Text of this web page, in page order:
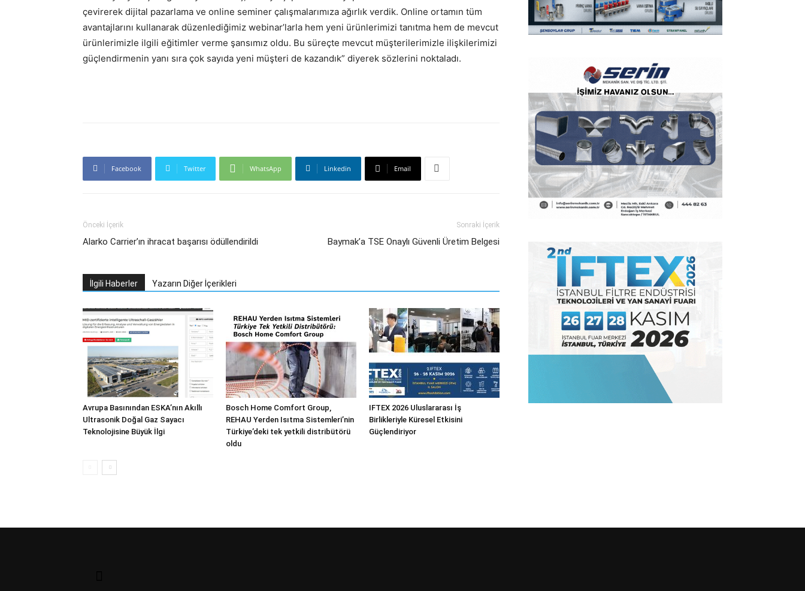
çevirerek dijital pazarlama ve online seminer çalışmalarımıza ağırlık verdik. Online ortamın tüm
avantajlarını kullanarak düzenlediğimiz webinar’larla hem yeni ürünlerimizi tanıtma hem de mevcut
ürünlerimizle ilgili eğitimler verme şansımız oldu. Bu süreçte mevcut müşterilerimizle ilişkilerimizi
güçlendirmenin yanı sıra çok sayıda yeni müşteri de kazandık” diyerek sözlerini noktaladı.
Facebook Twitter WhatsApp Linkedin Email
Önceki İçerik
Alarko Carrier’ın ihracat başarısı ödüllendirildi
Sonraki İçerik
Baymak’a TSE Onaylı Güvenli Üretim Belgesi
İlgili Haberler Yazarın Diğer İçerikleri
Avrupa Basınından ESKA’nın Akıllı
Ultrasonik Doğal Gaz Sayacı
Teknolojisine Büyük İlgi
Bosch Home Comfort Group,
REHAU Yerden Isıtma Sistemleri’nin
Türkiye’deki tek yetkili distribütörü
oldu
IFTEX 2026 Uluslararası İş
Birlikleriyle Küresel Etkisini
Güçlendiriyor